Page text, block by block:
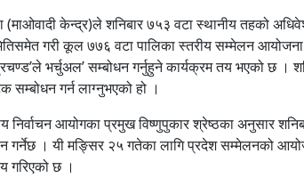
(माओवादी केन्द्र)ले शनिबार ७५३ वटा स्थानीय तहको
गरी कूल ७७६ वटा पालिका स्तरीय सम्मेलन
भर्चुअल’ सम्बोधन गर्नुहुने कार्यक्रम तय भएको छ ।
गर्न लाग्नुभएको हो ।
निर्वाचन आयोगका प्रमुख विष्णुपुकार श्रेष्ठका अनुसार
गर्नेछ । यी मङ्सिर २५ गतेका लागि प्रदेश सम्मेलनको
गरिएको छ ।